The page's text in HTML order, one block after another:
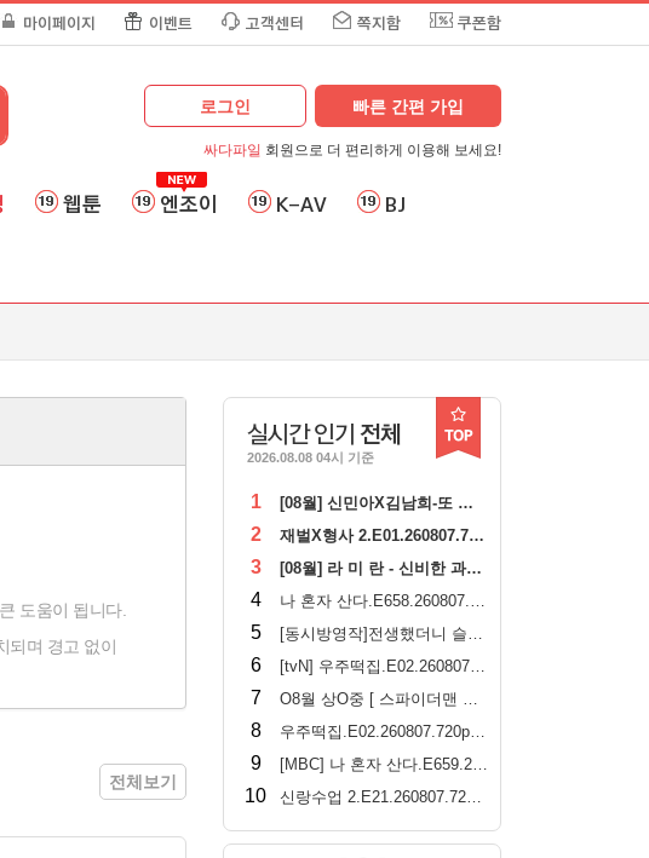
마이페이지 이벤트 고객센터 쪽지함 쿠폰함
로그인 빠른 간편 가입
싸다파일 회원으로 더 편리하게 이용해 보세요!
웹툰 엔조이 K-AV BJ
도움이 됩니다.
되며 경고 없이
전체보기
실시간 인기 전체
2026.08.08 04시 기준
1 [08월] 신민아X김남희-또 다른 표적 ( 눈 동 자 ) 1080p
2 재벌X형사 2.E01.260807.720p-NEXT
3 [08월] 라 미 란 - 신비한 과자 가게 ( 전 천 당 ) 1080p
4 나 혼자 산다.E658.260807.720p-NEXT
5 [동시방영작]전생했더니 슬라임이었던 건에 대하여 4기.E17.260808.720p-NEXT
6 [tvN] 우주떡집.E02.260807.720p.H264-F1RST
7 O8월 상O중 [ 스파이더맨 브랜뉴데이 ] 톰홀랜드 - CAM 버전. 공식자막
8 우주떡집.E02.260807.720p-NEXT
9 [MBC] 나 혼자 산다.E659.260807.1080p.H264-F1RST
10 신랑수업 2.E21.260807.720p-NEXT